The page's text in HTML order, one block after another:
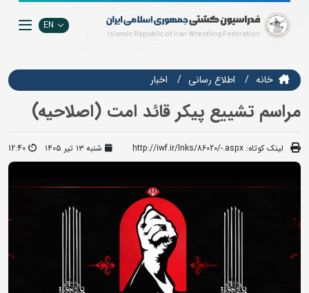
EN
خانه اطلاع رسانی اخبار
مراسم تشییع پیکر قائد امت (اصلاحیه)
لینک کوتاه: http://iwf.ir/lnks/86020/-.aspx شنبه ۱۳ تیر ۱۴۰۵ 12:40